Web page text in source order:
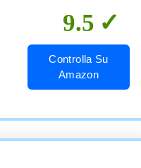
9.5
Controlla Su
Amazon